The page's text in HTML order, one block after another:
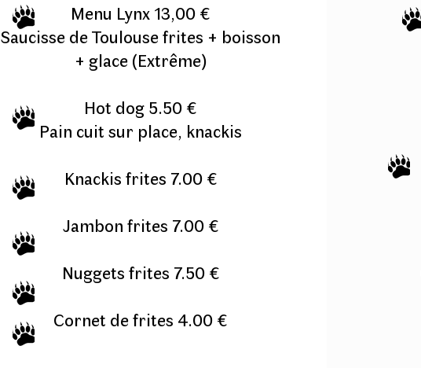
Menu Lynx 13,00 €
Saucisse de Toulouse frites + boisson
+ glace (Extrême)
Hot dog 5.50 €
Pain cuit sur place, knackis
Knackis frites 7.00 €
Jambon frites 7.00 €
Nuggets frites 7.50 €
Cornet de frites 4.00 €